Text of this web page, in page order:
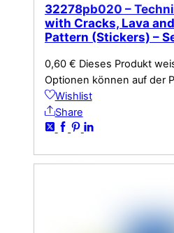
32278pb020 –
with Cracks, Lava
Pattern (Stickers) –
0,60 € Dieses Produkt
Optionen können auf der
Wishlist
Share